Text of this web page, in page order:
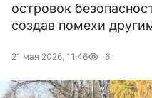
островок
создав помехи
21 мая 2026, 11:46 6